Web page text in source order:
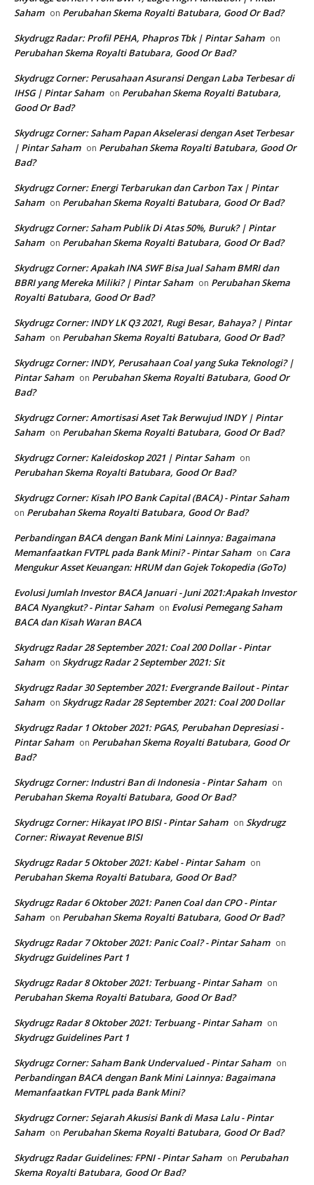
Saham on Perubahan Skema Royalti Batubara, Good Or Bad?
Skydrugz Radar: Profil PEHA, Phapros Tbk | Pintar Saham on
Perubahan Skema Royalti Batubara, Good Or Bad?
Skydrugz Corner: Perusahaan Asuransi Dengan Laba Terbesar di
IHSG | Pintar Saham on Perubahan Skema Royalti Batubara,
Good Or Bad?
Skydrugz Corner: Saham Papan Akselerasi dengan Aset Terbesar
| Pintar Saham on Perubahan Skema Royalti Batubara, Good Or
Bad?
Skydrugz Corner: Energi Terbarukan dan Carbon Tax | Pintar
Saham on Perubahan Skema Royalti Batubara, Good Or Bad?
Skydrugz Corner: Saham Publik Di Atas 50%, Buruk? | Pintar
Saham on Perubahan Skema Royalti Batubara, Good Or Bad?
Skydrugz Corner: Apakah INA SWF Bisa Jual Saham BMRI dan
BBRI yang Mereka Miliki? | Pintar Saham on Perubahan Skema
Royalti Batubara, Good Or Bad?
Skydrugz Corner: INDY LK Q3 2021, Rugi Besar, Bahaya? | Pintar
Saham on Perubahan Skema Royalti Batubara, Good Or Bad?
Skydrugz Corner: INDY, Perusahaan Coal yang Suka Teknologi? |
Pintar Saham on Perubahan Skema Royalti Batubara, Good Or
Bad?
Skydrugz Corner: Amortisasi Aset Tak Berwujud INDY | Pintar
Saham on Perubahan Skema Royalti Batubara, Good Or Bad?
Skydrugz Corner: Kaleidoskop 2021 | Pintar Saham on
Perubahan Skema Royalti Batubara, Good Or Bad?
Skydrugz Corner: Kisah IPO Bank Capital (BACA) - Pintar Saham
on Perubahan Skema Royalti Batubara, Good Or Bad?
Perbandingan BACA dengan Bank Mini Lainnya: Bagaimana
Memanfaatkan FVTPL pada Bank Mini? - Pintar Saham on Cara
Mengukur Asset Keuangan: HRUM dan Gojek Tokopedia (GoTo)
Evolusi Jumlah Investor BACA Januari - Juni 2021:Apakah Investor
BACA Nyangkut? - Pintar Saham on Evolusi Pemegang Saham
BACA dan Kisah Waran BACA
Skydrugz Radar 28 September 2021: Coal 200 Dollar - Pintar
Saham on Skydrugz Radar 2 September 2021: Sit
Skydrugz Radar 30 September 2021: Evergrande Bailout - Pintar
Saham on Skydrugz Radar 28 September 2021: Coal 200 Dollar
Skydrugz Radar 1 Oktober 2021: PGAS, Perubahan Depresiasi -
Pintar Saham on Perubahan Skema Royalti Batubara, Good Or
Bad?
Skydrugz Corner: Industri Ban di Indonesia - Pintar Saham on
Perubahan Skema Royalti Batubara, Good Or Bad?
Skydrugz Corner: Hikayat IPO BISI - Pintar Saham on Skydrugz
Corner: Riwayat Revenue BISI
Skydrugz Radar 5 Oktober 2021: Kabel - Pintar Saham on
Perubahan Skema Royalti Batubara, Good Or Bad?
Skydrugz Radar 6 Oktober 2021: Panen Coal dan CPO - Pintar
Saham on Perubahan Skema Royalti Batubara, Good Or Bad?
Skydrugz Radar 7 Oktober 2021: Panic Coal? - Pintar Saham on
Skydrugz Guidelines Part 1
Skydrugz Radar 8 Oktober 2021: Terbuang - Pintar Saham on
Perubahan Skema Royalti Batubara, Good Or Bad?
Skydrugz Radar 8 Oktober 2021: Terbuang - Pintar Saham on
Skydrugz Guidelines Part 1
Skydrugz Corner: Saham Bank Undervalued - Pintar Saham on
Perbandingan BACA dengan Bank Mini Lainnya: Bagaimana
Memanfaatkan FVTPL pada Bank Mini?
Skydrugz Corner: Sejarah Akusisi Bank di Masa Lalu - Pintar
Saham on Perubahan Skema Royalti Batubara, Good Or Bad?
Skydrugz Radar Guidelines: FPNI - Pintar Saham on Perubahan
Skema Royalti Batubara, Good Or Bad?